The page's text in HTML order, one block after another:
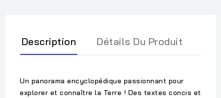
Description Détails Du Produit
Un panorama encyclopédique passionnant pour
explorer et connaître la Terre ! Des textes concis et